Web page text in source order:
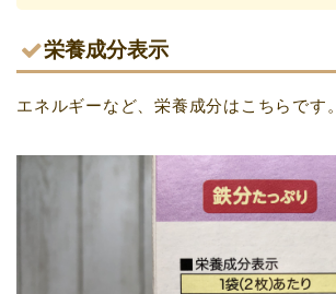
栄養成分表示
エネルギーなど、栄養成分はこちらです。